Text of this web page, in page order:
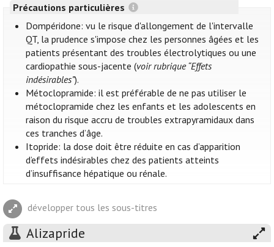
Précautions particulières
Dompéridone: vu le risque d'allongement de l'intervalle
QT, la prudence s'impose chez les personnes âgées et les
patients présentant des troubles électrolytiques ou une
cardiopathie sous-jacente (voir rubrique “Effets
indésirables”).
Métoclopramide: il est préférable de ne pas utiliser le
métoclopramide chez les enfants et les adolescents en
raison du risque accru de troubles extrapyramidaux dans
ces tranches d’âge.
Itopride: la dose doit être réduite en cas d’apparition
d’effets indésirables chez des patients atteints
d’insuffisance hépatique ou rénale.
développer tous les sous-titres
Alizapride